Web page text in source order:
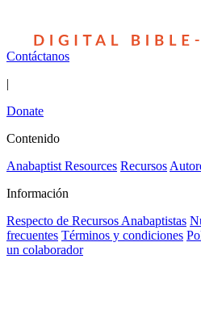
Contáctanos
|
Donate
Contenido
Anabaptist Resources Recursos
Información
Respecto de Recursos Anabaptistas
frecuentes Términos y condiciones
un colaborador